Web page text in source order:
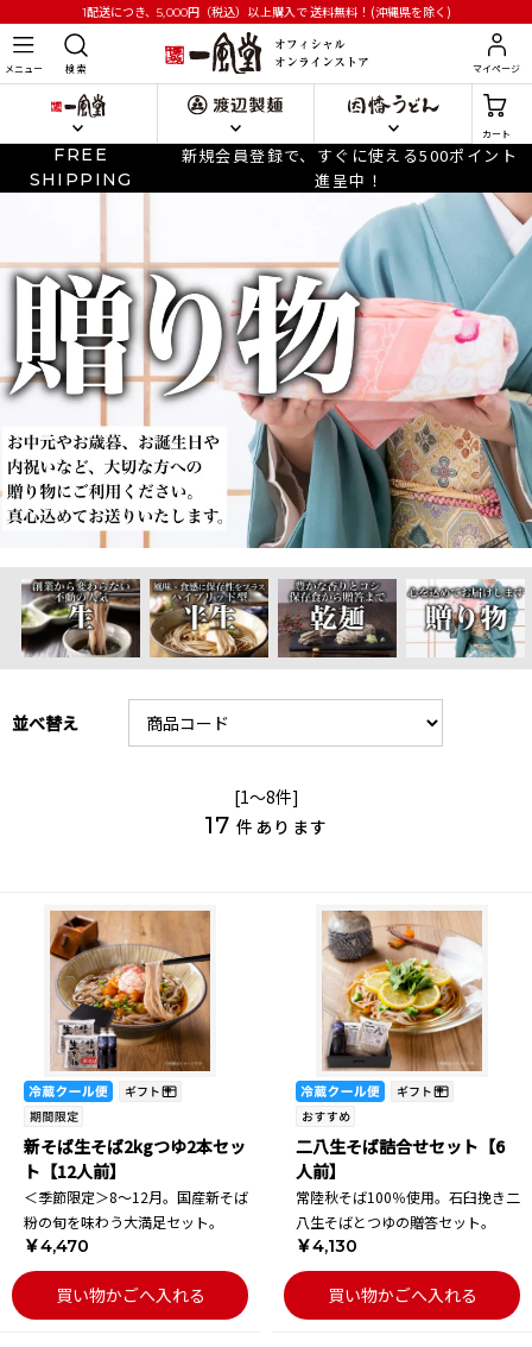
1配送につき、5,000円 （税込）以上購入で送料無料！(沖縄県を除く)
メニュー 検 索 マイページ
カート
FREE
SHIPPING
新規会員登録で、すぐに使える500ポイント
進呈中！
並べ替え
[1～8件]
17 件あります
新そば生そば2kgつゆ2本セッ
ト【12人前】
＜季節限定＞8～12月。国産新そば
粉の旬を味わう大満足セット。
￥4,470
買い物かごへ入れる
二八生そば詰合せセット【6
人前】
常陸秋そば100％使用。石臼挽き二
八生そばとつゆの贈答セット。
￥4,130
買い物かごへ入れる